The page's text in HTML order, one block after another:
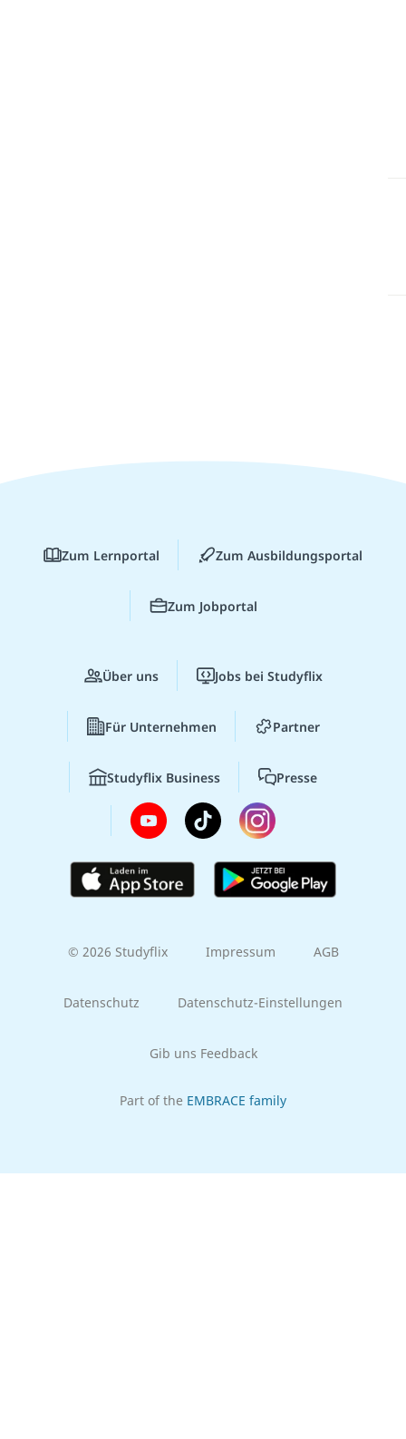
Zum Lernportal Zum Ausbildungsportal
Zum Jobportal
Über uns Jobs bei Studyflix
Für Unternehmen Partner
Studyflix Business Presse
© 2026 Studyflix Impressum AGB
Datenschutz Datenschutz-Einstellungen
Gib uns Feedback
Part of the EMBRACE family